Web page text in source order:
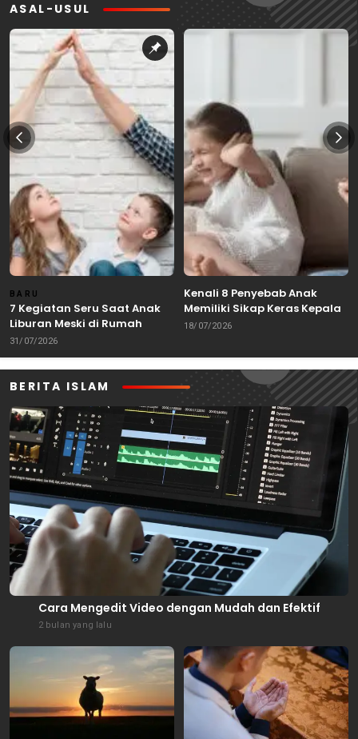
ASAL-USUL
BARU
7 Kegiatan Seru Saat Anak
Liburan Meski di Rumah
31/07/2026
Kenali 8 Penyebab Anak
Memiliki Sikap Keras Kepala
18/07/2026
BERITA ISLAM
Cara Mengedit Video dengan Mudah dan Efektif
2 bulan yang lalu